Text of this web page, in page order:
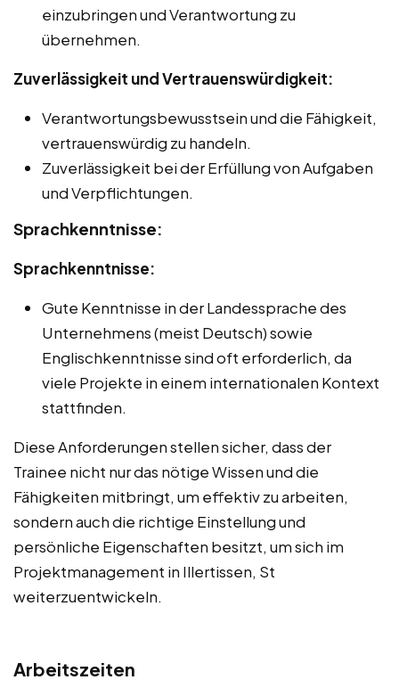
einzubringen und Verantwortung zu
übernehmen.
Zuverlässigkeit und Vertrauenswürdigkeit:
Verantwortungsbewusstsein und die Fähigkeit,
vertrauenswürdig zu handeln.
Zuverlässigkeit bei der Erfüllung von Aufgaben
und Verpflichtungen.
Sprachkenntnisse:
Sprachkenntnisse:
Gute Kenntnisse in der Landessprache des
Unternehmens (meist Deutsch) sowie
Englischkenntnisse sind oft erforderlich, da
viele Projekte in einem internationalen Kontext
stattfinden.
Diese Anforderungen stellen sicher, dass der
Trainee nicht nur das nötige Wissen und die
Fähigkeiten mitbringt, um effektiv zu arbeiten,
sondern auch die richtige Einstellung und
persönliche Eigenschaften besitzt, um sich im
Projektmanagement in Illertissen, St
weiterzuentwickeln.
Arbeitszeiten